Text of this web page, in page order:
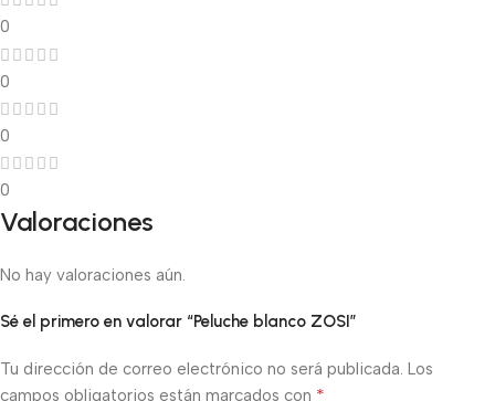
0
0
0
0
Valoraciones
No hay valoraciones aún.
Sé el primero en valorar “Peluche blanco ZOSI”
Tu dirección de correo electrónico no será publicada. Los
campos obligatorios están marcados con *